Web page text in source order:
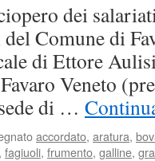
dei
Comune di
di Ettore
Veneto
di …
accordato, aratura,
, fagiuoli, frumento, galline,